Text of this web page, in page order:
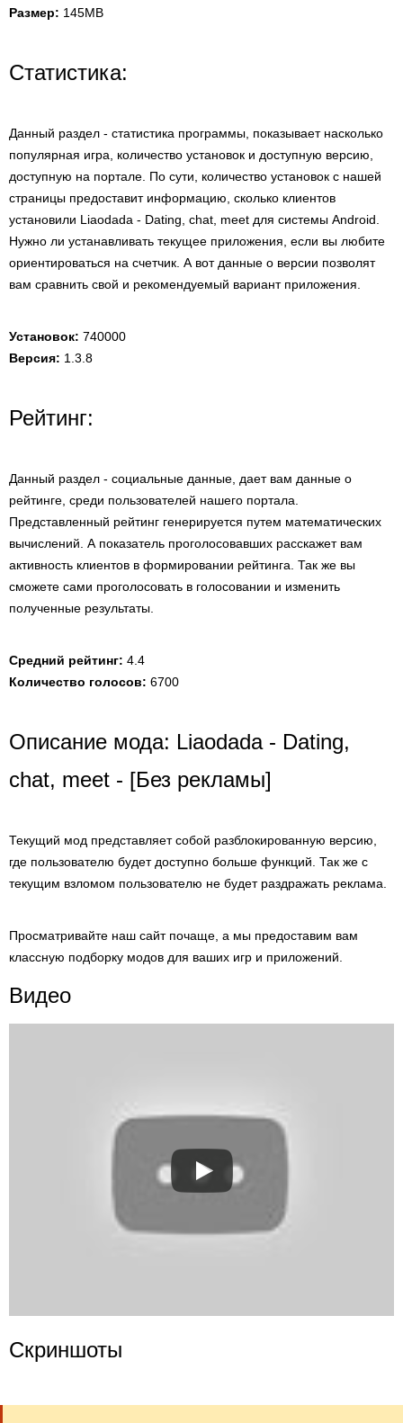
Размер: 145MB
Статистика:
Данный раздел - статистика программы, показывает насколько
популярная игра, количество установок и доступную версию,
доступную на портале. По сути, количество установок с нашей
страницы предоставит информацию, сколько клиентов
установили Liaodada - Dating, chat, meet для системы Android.
Нужно ли устанавливать текущее приложения, если вы любите
ориентироваться на счетчик. А вот данные о версии позволят
вам сравнить свой и рекомендуемый вариант приложения.
Установок: 740000
Версия: 1.3.8
Рейтинг:
Данный раздел - социальные данные, дает вам данные о
рейтинге, среди пользователей нашего портала.
Представленный рейтинг генерируется путем математических
вычислений. А показатель проголосовавших расскажет вам
активность клиентов в формировании рейтинга. Так же вы
сможете сами проголосовать в голосовании и изменить
полученные результаты.
Средний рейтинг: 4.4
Количество голосов: 6700
Описание мода: Liaodada - Dating,
chat, meet - [Без рекламы]
Текущий мод представляет собой разблокированную версию,
где пользователю будет доступно больше функций. Так же с
текущим взломом пользователю не будет раздражать реклама.
Просматривайте наш сайт почаще, а мы предоставим вам
классную подборку модов для ваших игр и приложений.
Видео
Скриншоты